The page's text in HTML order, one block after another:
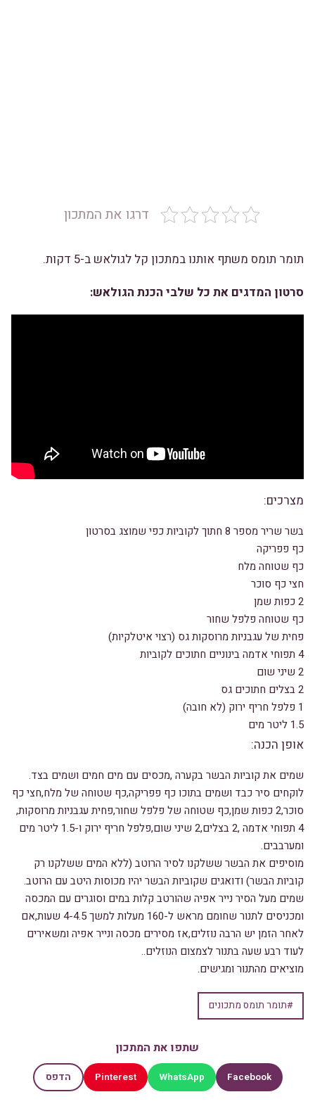
דרגו את המתכון
תומר תומס משתף אותנו במתכון קל לגולאש ב-5 דקות.
סרטון המדגים את כל שלבי הכנת הגולאש:
מצרכים:
בשר שריר מספר 8 חתוך לקוביות כפי שמוצג בסרטון
כף פפריקה
כף שטוחה מלח
חצי כף סוכר
2 כפות שמן
כף שטוחה פלפל שחור
פחית של עגבניות מרוסקות גס (רצוי איטלקיות)
4 תפוחי אדמה בינוניים חתוכים לקוביות
2 שיני שום
2 בצלים חתוכים גס
1 פלפל חריף ירוק (לא חובה)
1.5 ליטר מים
אופן הכנה:
שמים את קוביות הבשר בקערה ,מכסים עם מים חמים ושמים בצד.
לוקחים סיר כבד ושמים בתוכו כף פפריקה,כף שטוחה של מלח,חצי כף
סוכר,2 כפות שמן,כף שטוחה של פלפל שחור,פחית עגבניות מרוסקות,
4 תפוחי אדמה ,2 בצלים,2 שיני שום,פלפל חריף ירוק ו-1.5 ליטר מים
ומערבבים.
מוסיפים את הבשר ששלקנו לסיר הרוטב (ללא המים ששלקנו רק
קוביות הבשר) ודואגים שקוביות הבשר יהיו מכוסות היטב עם הרוטב.
שמים מעל הסיר נייר אפיה שהורטב קלות במים וסוגרים עם המכסה
ומכניסים לתנור שחומם מראש ל-160 מעלות למשך 4-4.5 שעות,אם
לאחר הזמן יש הרבה נוזלים,אז מסירים מכסה ונייר אפיה ומשאירים
לעוד רבע שעה בתנור לצמצום הנוזלים..
מוציאים מהתנור ומגישים.
#תומר תומס מתכונים
שתפו את המתכון
Facebook
WhatsApp
Pinterest הדפס